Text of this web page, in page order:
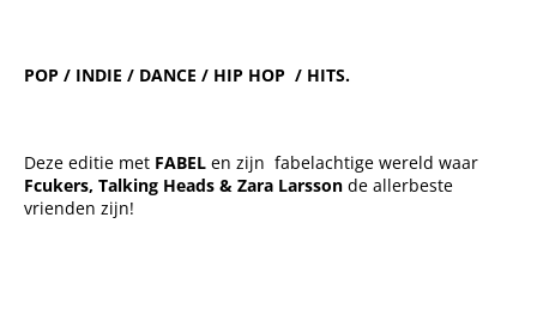
POP / INDIE / DANCE / HIP HOP / HITS.
Deze editie met FABEL en zijn fabelachtige wereld waar
Fcukers, Talking Heads & Zara Larsson de allerbeste
vrienden zijn!